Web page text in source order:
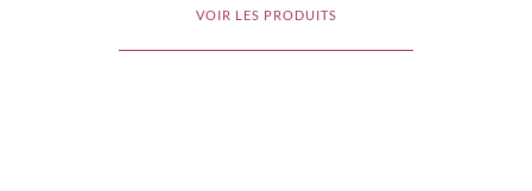
VOIR LES PRODUITS